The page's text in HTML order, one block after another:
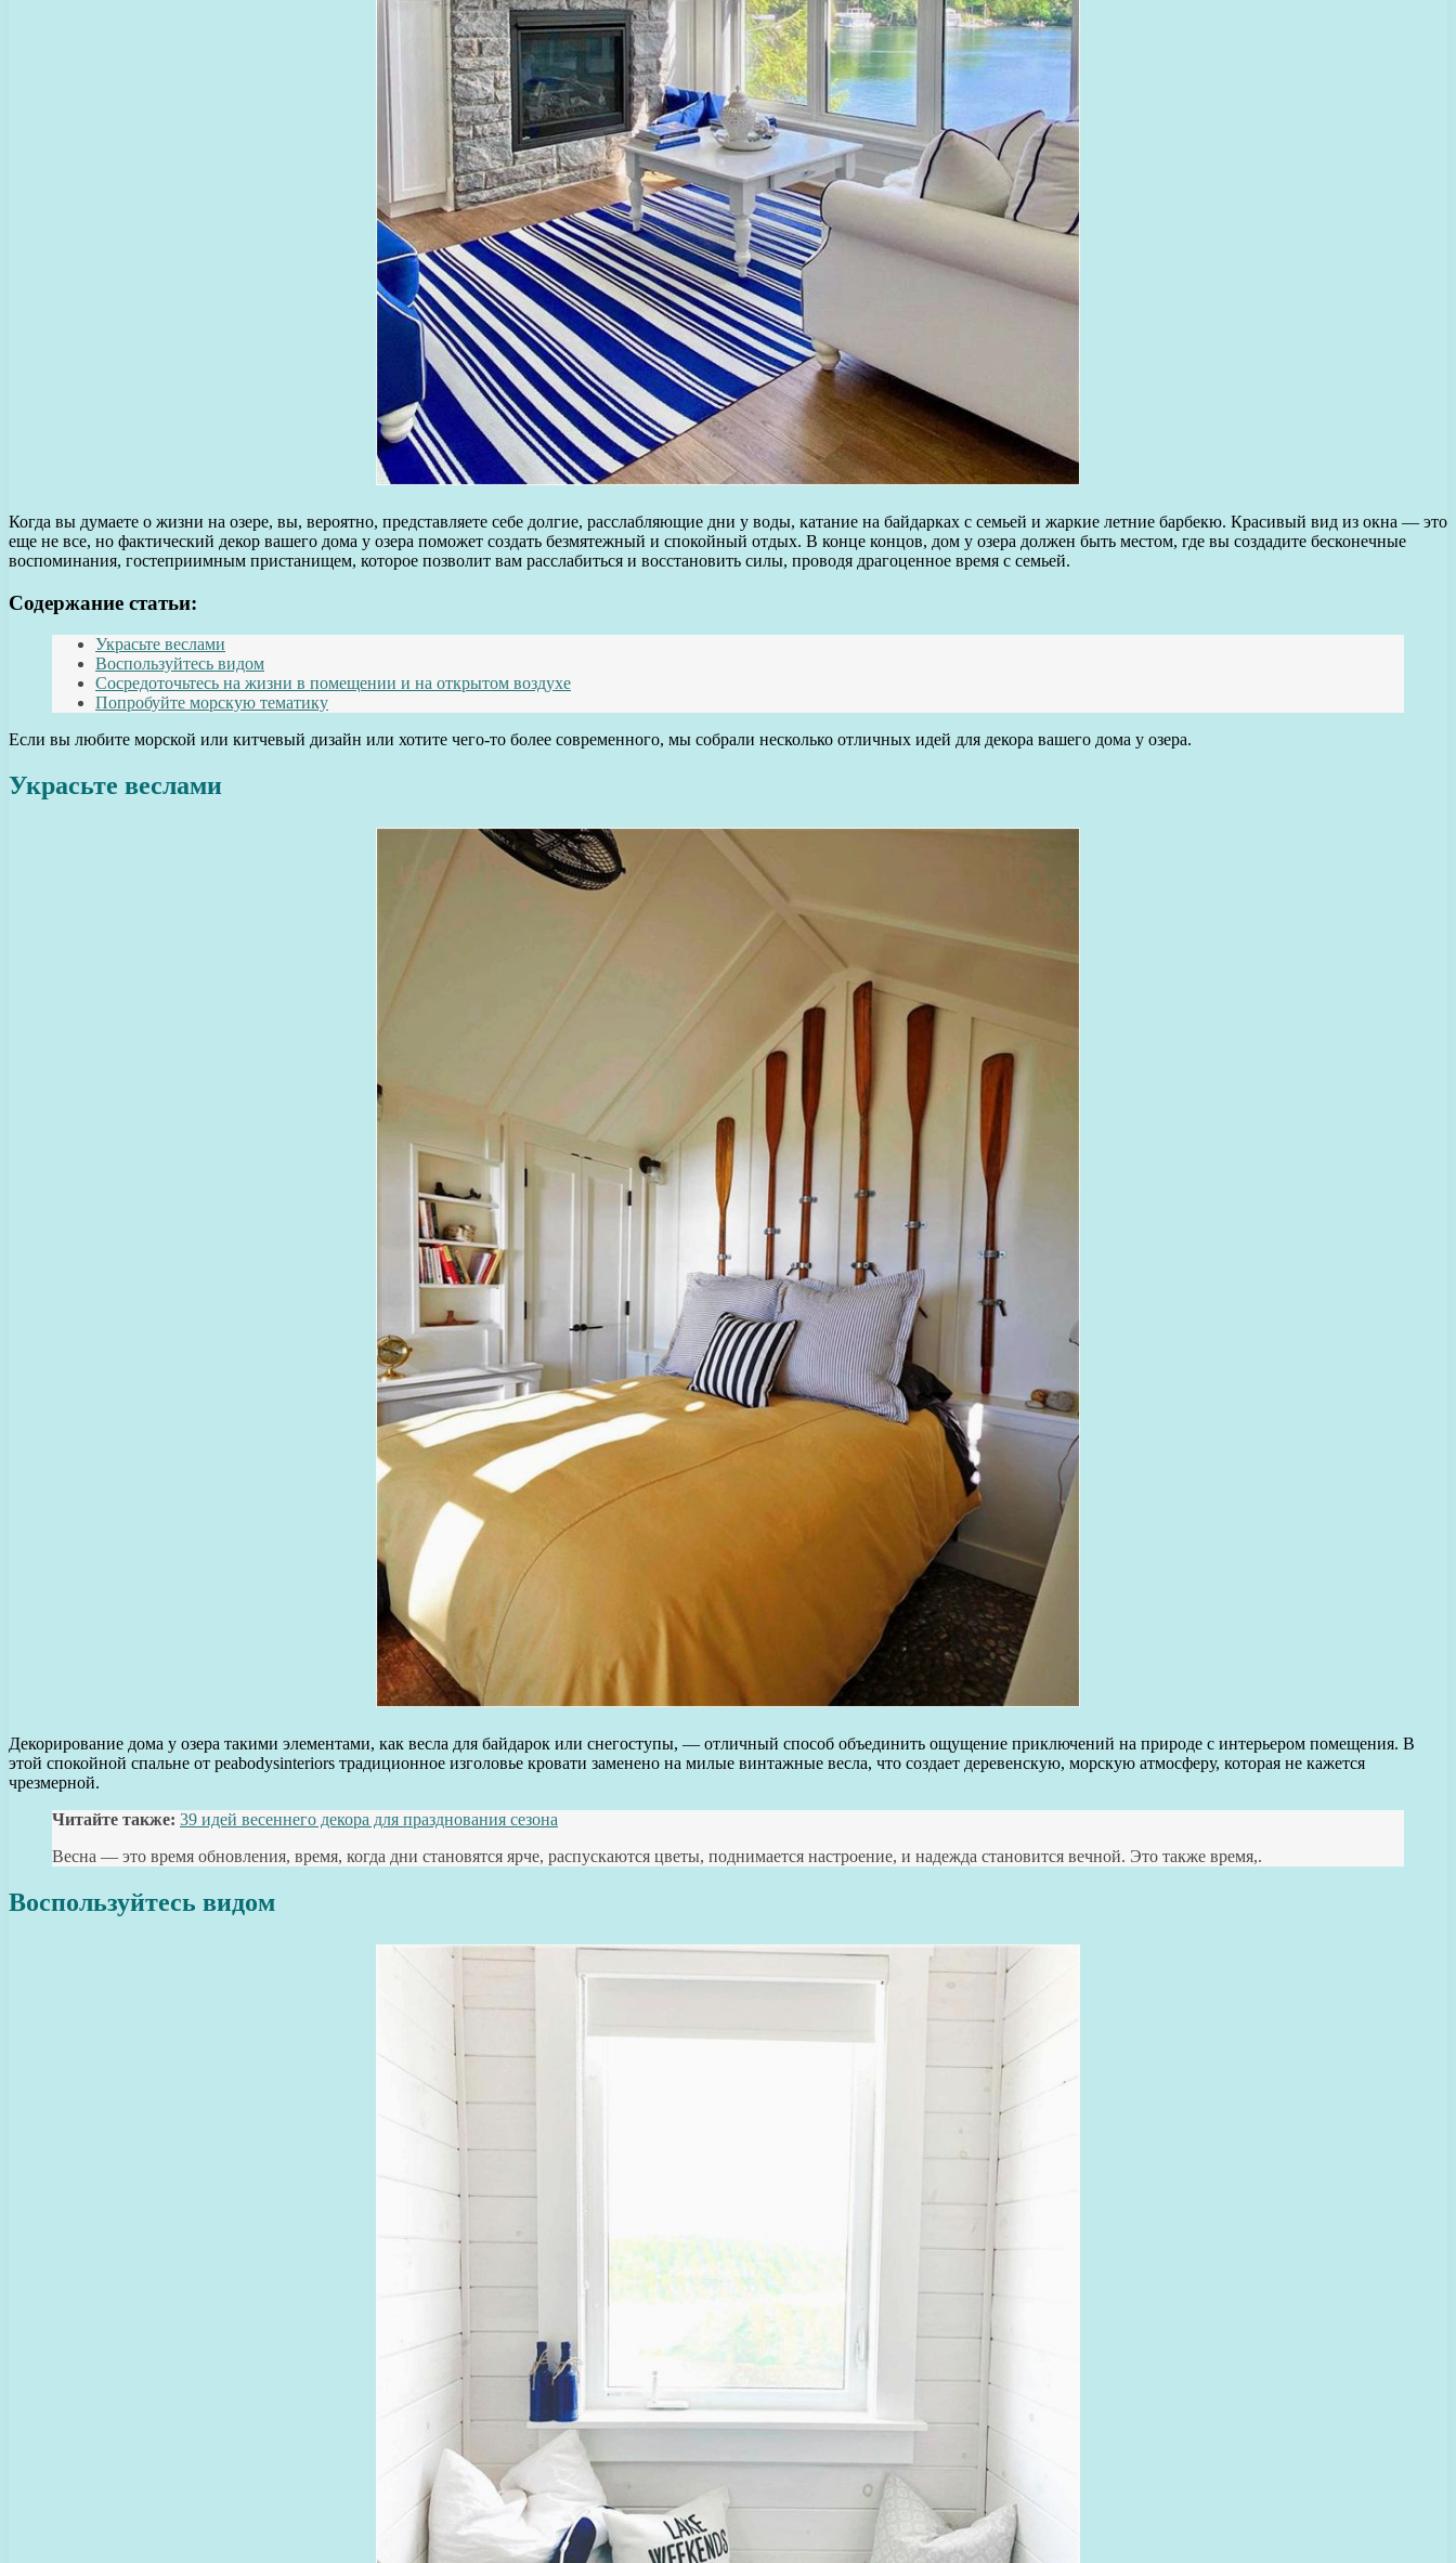
Когда вы думаете о жизни на озере, вы, вероятно, представляете себе долгие, расслабляющие дни у воды, катание на байдарках с семьей и жаркие летние барбекю. Красивый вид из окна — это
еще не все, но фактический декор вашего дома у озера поможет создать безмятежный и спокойный отдых. В конце концов, дом у озера должен быть местом, где вы создадите бесконечные
воспоминания, гостеприимным пристанищем, которое позволит вам расслабиться и восстановить силы, проводя драгоценное время с семьей.
Содержание статьи:
Украсьте веслами
Воспользуйтесь видом
Сосредоточьтесь на жизни в помещении и на открытом воздухе
Попробуйте морскую тематику
Если вы любите морской или китчевый дизайн или хотите чего-то более современного, мы собрали несколько отличных идей для декора вашего дома у озера.
Украсьте веслами
Декорирование дома у озера такими элементами, как весла для байдарок или снегоступы, — отличный способ объединить ощущение приключений на природе с интерьером помещения. В
этой спокойной спальне от peabodysinteriors традиционное изголовье кровати заменено на милые винтажные весла, что создает деревенскую, морскую атмосферу, которая не кажется
чрезмерной.
Читайте также: 39 идей весеннего декора для празднования сезона
Весна — это время обновления, время, когда дни становятся ярче, распускаются цветы, поднимается настроение, и надежда становится вечной. Это также время,.
Воспользуйтесь видом